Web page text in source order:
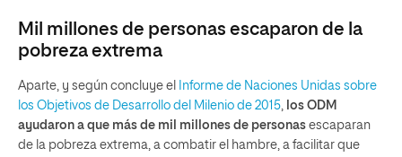
Mil millones de personas escaparon de la
pobreza extrema
Aparte, y según concluye el
Informe de Naciones Unidas sobre
los Objetivos de Desarrollo del Milenio de 2015, los ODM
ayudaron a que más de mil millones de personas escaparan
de la pobreza extrema, a combatir el hambre, a facilitar que